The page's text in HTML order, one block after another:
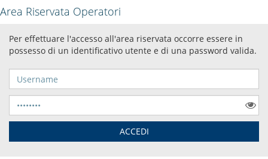
Area Riservata Operatori
Per effettuare l'accesso all'area riservata occorre essere in
possesso di un identificativo utente e di una password valida.
Username